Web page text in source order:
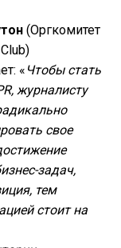
(Оргкомитет
« Чтобы стать
журналисту
свое
задач,
тем
стоит на